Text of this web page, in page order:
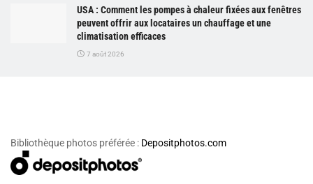
USA : Comment les pompes à chaleur fixées aux fenêtres
peuvent offrir aux locataires un chauffage et une
climatisation efficaces
7 août 2026
Bibliothèque photos préférée : Depositphotos.com